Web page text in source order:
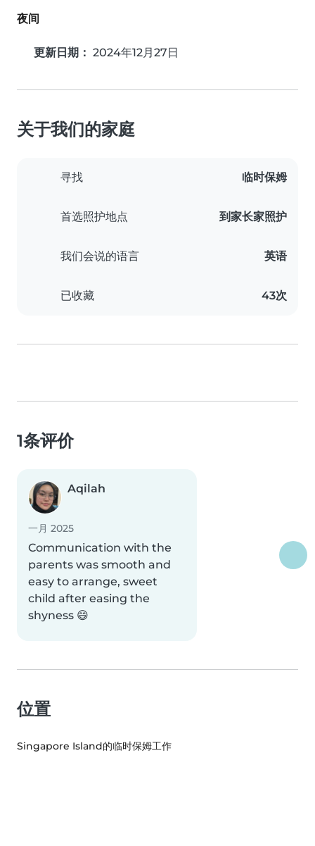
夜间
更新日期： 2024年12月27日
关于我们的家庭
寻找 临时保姆
首选照护地点 到家长家照护
我们会说的语言 英语
已收藏 43次
1条评价
Aqilah
一月 2025
Communication with the
parents was smooth and
easy to arrange, sweet
child after easing the
shyness 😄
位置
Singapore Island的临时保姆工作